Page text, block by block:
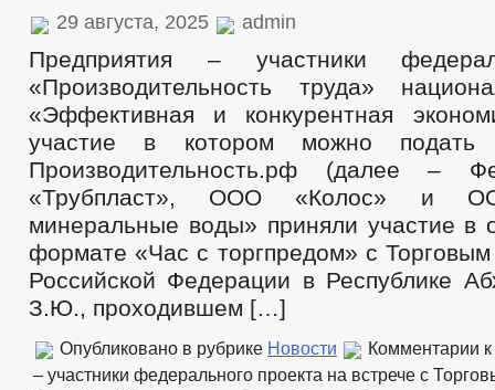
29 августа, 2025 admin
Предприятия – участники
«Производительность труда»
«Эффективная и конкурентная
участие в котором можно подать
Производительность.рф (далее –
«Трубпласт», ООО «Колос» и
минеральные воды» приняли участие в
формате «Час с торгпредом» с
Российской Федерации в Республике
З.Ю., проходившем […]
Опубликовано в рубрике Новости Комментарии
– участники федерального проекта на встрече с